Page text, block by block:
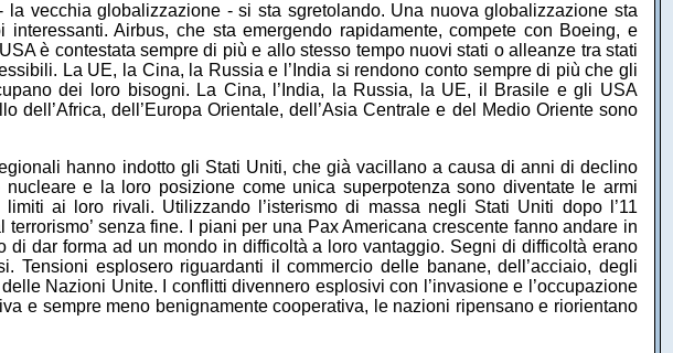
vecchia globalizzazione - si sta sgretolando. Una nuova globalizzazione sta
Airbus, che sta emergendo rapidamente, compete con Boeing, e
è contestata sempre di più e allo stesso tempo nuovi stati o alleanze tra stati
La UE, la Cina, la Russia e l’India si rendono conto sempre di più che gli
dei loro bisogni. La Cina, l’India, la Russia, la UE, il Brasile e gli USA
dell’Europa Orientale, dell’Asia Centrale e del Medio Oriente sono
hanno indotto gli Stati Uniti, che già vacillano a causa di anni di declino
e la loro posizione come unica superpotenza sono diventate le armi
ai loro rivali. Utilizzando l’isterismo di massa negli Stati Uniti dopo l’11
senza fine. I piani per una Pax Americana crescente fanno andare in
dar forma ad un mondo in difficoltà a loro vantaggio. Segni di difficoltà erano
Tensioni esplosero riguardanti il commercio delle banane, dell’acciaio, degli
Nazioni Unite. I conflitti divennero esplosivi con l’invasione e l’occupazione
e sempre meno benignamente cooperativa, le nazioni ripensano e riorientano